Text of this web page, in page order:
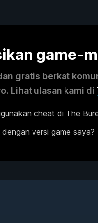
game-
gratis berkat
Lihat ulasan kami di
cheat di The
versi game saya?